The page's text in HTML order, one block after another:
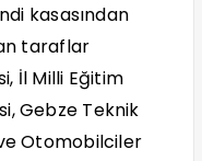
kasasından
taraflar
İl Milli Eğitim
Gebze Teknik
Otomobilciler